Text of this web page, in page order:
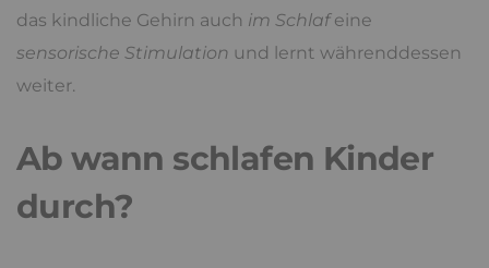
das kindliche Gehirn auch im Schlafeine
sensorische Stimulation und lernt währenddessen
weiter.
Ab wann schlafen Kinder
durch?